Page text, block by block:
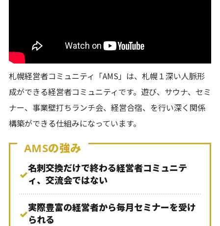
札幌経営者コミュニティ「AMS」は、札幌１深い人脈形
成ができる経営者コミュニティです。遊び、サウナ、セミ
ナー、事業壁打ちランチ会、経営合宿、を行い深く関係
構築ができる仕組みになっています。
AMSの強み
✓名刺交換だけで終わる経営者コミュニテ
ィ、交流会ではない
✓実際豊富の経営者から毎月セミナーを受け
られる